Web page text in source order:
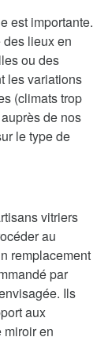
est importante.
lieux en
ou des
les variations
(climats trop
de nos
le type de
vitriers
au
remplacement
par
Ils
aux
en